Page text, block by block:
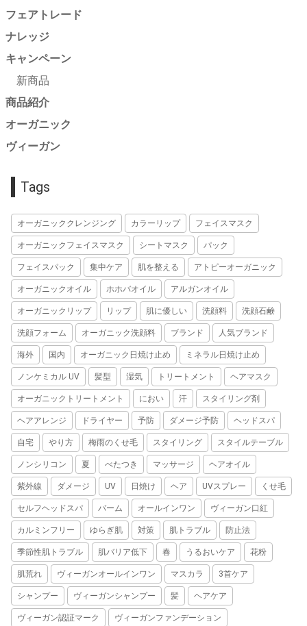
フェアトレード
ナレッジ
キャンペーン
新商品
商品紹介
オーガニック
ヴィーガン
Tags
オーガニッククレンジング カラーリップ フェイスマスク
オーガニックフェイスマスク シートマスク パック
フェイスパック 集中ケア 肌を整える アトピーオーガニック
オーガニックオイル ホホバオイル アルガンオイル
オーガニックリップ リップ 肌に優しい 洗顔料 洗顔石鹸
洗顔フォーム オーガニック洗顔料 ブランド 人気ブランド
海外 国内 オーガニック日焼け止め ミネラル日焼け止め
ノンケミカル UV 髪型 湿気 トリートメント ヘアマスク
オーガニックトリートメント におい 汗 スタイリング剤
ヘアアレンジ ドライヤー 予防 ダメージ予防 ヘッドスパ
自宅 やり方 梅雨のくせ毛 スタイリング スタイルテーブル
ノンシリコン 夏 べたつき マッサージ ヘアオイル
紫外線 ダメージ UV 日焼け ヘア UVスプレー くせ毛
セルフヘッドスパ バーム オールインワン ヴィーガン口紅
カルミンフリー ゆらぎ肌 対策 肌トラブル 防止法
季節性肌トラブル 肌バリア低下 春 うるおいケア 花粉
肌荒れ ヴィーガンオールインワン マスカラ 3首ケア
シャンプー ヴィーガンシャンプー 髪 ヘアケア
ヴィーガン認証マーク ヴィーガンファンデーション